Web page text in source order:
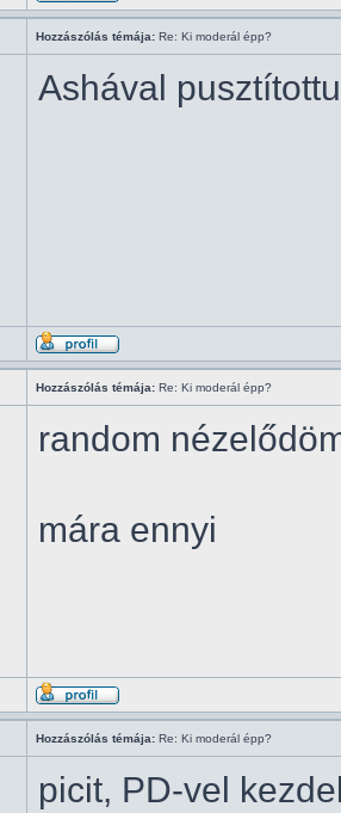
Hozzászólás témája: Re: Ki moderál épp?
Ashával
Hozzászólás témája: Re: Ki moderál épp?
random
mára ennyi
Hozzászólás témája: Re: Ki moderál épp?
picit, PD-vel